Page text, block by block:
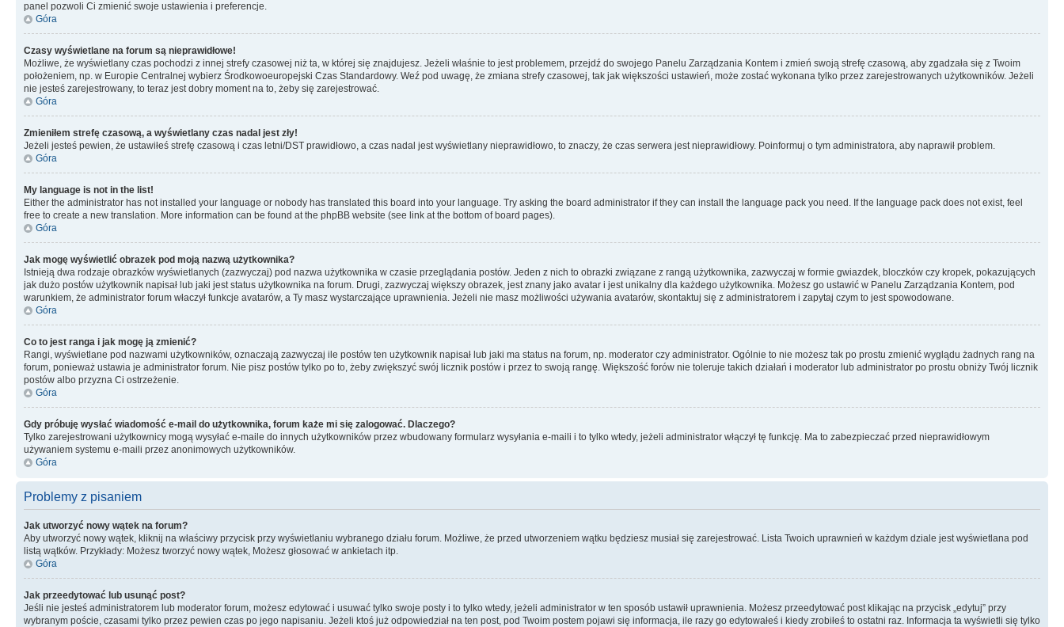
panel pozwoli Ci zmienić swoje ustawienia i preferencje.
Góra
Czasy wyświetlane na forum są nieprawidłowe!
Możliwe, że wyświetlany czas pochodzi z innej strefy czasowej niż ta, w której się znajdujesz. Jeżeli właśnie to jest problemem, przejdź do swojego Panelu Zarządzania Kontem i zmień swoją strefę czasową, aby zgadzała się z Twoim
położeniem, np. w Europie Centralnej wybierz Środkowoeuropejski Czas Standardowy. Weź pod uwagę, że zmiana strefy czasowej, tak jak większości ustawień, może zostać wykonana tylko przez zarejestrowanych użytkowników. Jeżeli
nie jesteś zarejestrowany, to teraz jest dobry moment na to, żeby się zarejestrować.
Góra
Zmieniłem strefę czasową, a wyświetlany czas nadal jest zły!
Jeżeli jesteś pewien, że ustawiłeś strefę czasową i czas letni/DST prawidłowo, a czas nadal jest wyświetlany nieprawidłowo, to znaczy, że czas serwera jest nieprawidłowy. Poinformuj o tym administratora, aby naprawił problem.
Góra
My language is not in the list!
Either the administrator has not installed your language or nobody has translated this board into your language. Try asking the board administrator if they can install the language pack you need. If the language pack does not exist, feel
free to create a new translation. More information can be found at the phpBB website (see link at the bottom of board pages).
Góra
Jak mogę wyświetlić obrazek pod moją nazwą użytkownika?
Istnieją dwa rodzaje obrazków wyświetlanych (zazwyczaj) pod nazwa użytkownika w czasie przeglądania postów. Jeden z nich to obrazki związane z rangą użytkownika, zazwyczaj w formie gwiazdek, bloczków czy kropek, pokazujących
jak dużo postów użytkownik napisał lub jaki jest status użytkownika na forum. Drugi, zazwyczaj większy obrazek, jest znany jako avatar i jest unikalny dla każdego użytkownika. Możesz go ustawić w Panelu Zarządzania Kontem, pod
warunkiem, że administrator forum właczył funkcje avatarów, a Ty masz wystarczające uprawnienia. Jeżeli nie masz możliwości używania avatarów, skontaktuj się z administratorem i zapytaj czym to jest spowodowane.
Góra
Co to jest ranga i jak mogę ją zmienić?
Rangi, wyświetlane pod nazwami użytkowników, oznaczają zazwyczaj ile postów ten użytkownik napisał lub jaki ma status na forum, np. moderator czy administrator. Ogólnie to nie możesz tak po prostu zmienić wyglądu żadnych rang na
forum, ponieważ ustawia je administrator forum. Nie pisz postów tylko po to, żeby zwiększyć swój licznik postów i przez to swoją rangę. Większość forów nie toleruje takich działań i moderator lub administrator po prostu obniży Twój licznik
postów albo przyzna Ci ostrzeżenie.
Góra
Gdy próbuję wysłać wiadomość e-mail do użytkownika, forum każe mi się zalogować. Dlaczego?
Tylko zarejestrowani użytkownicy mogą wysyłać e-maile do innych użytkowników przez wbudowany formularz wysyłania e-maili i to tylko wtedy, jeżeli administrator włączył tę funkcję. Ma to zabezpieczać przed nieprawidłowym
używaniem systemu e-maili przez anonimowych użytkowników.
Góra
Problemy z pisaniem
Jak utworzyć nowy wątek na forum?
Aby utworzyć nowy wątek, kliknij na właściwy przycisk przy wyświetlaniu wybranego działu forum. Możliwe, że przed utworzeniem wątku będziesz musiał się zarejestrować. Lista Twoich uprawnień w każdym dziale jest wyświetlana pod
listą wątków. Przykłady: Możesz tworzyć nowy wątek, Możesz głosować w ankietach itp.
Góra
Jak przeedytować lub usunąć post?
Jeśli nie jesteś administratorem lub moderator forum, możesz edytować i usuwać tylko swoje posty i to tylko wtedy, jeżeli administrator w ten sposób ustawił uprawnienia. Możesz przeedytować post klikając na przycisk „edytuj” przy
wybranym poście, czasami tylko przez pewien czas po jego napisaniu. Jeżeli ktoś już odpowiedział na ten post, pod Twoim postem pojawi się informacja, ile razy go edytowałeś i kiedy zrobiłeś to ostatni raz. Informacja ta wyświetli się tylko